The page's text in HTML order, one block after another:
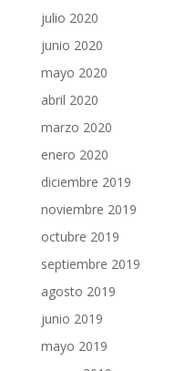
julio 2020
junio 2020
mayo 2020
abril 2020
marzo 2020
enero 2020
diciembre 2019
noviembre 2019
octubre 2019
septiembre 2019
agosto 2019
junio 2019
mayo 2019